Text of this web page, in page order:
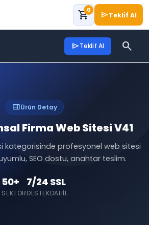
shopping_cart0 sendTeklif Al
sendTeklif Al search
webÜrün Detay
Firma Web Sitesi V41
kategorisinde profesyonel web sitesi
SEO dostu, anahtar teslim.
50+
SEKTÖR
7/24
DESTEK
SSL
DAHIL